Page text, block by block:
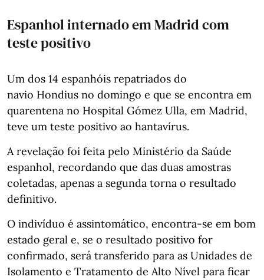
Espanhol internado em Madrid com
teste positivo
Um dos 14 espanhóis repatriados do
navio Hondius no domingo e que se encontra em
quarentena no Hospital Gómez Ulla, em Madrid,
teve um teste positivo ao hantavírus.
A revelação foi feita pelo Ministério da Saúde
espanhol, recordando que das duas amostras
coletadas, apenas a segunda torna o resultado
definitivo.
O indivíduo é assintomático, encontra-se em bom
estado geral e, se o resultado positivo for
confirmado, será transferido para as Unidades de
Isolamento e Tratamento de Alto Nível para ficar